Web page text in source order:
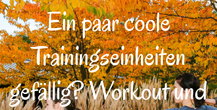
Ein paar coole
Trainingseinheiten
gefällig? Workout und